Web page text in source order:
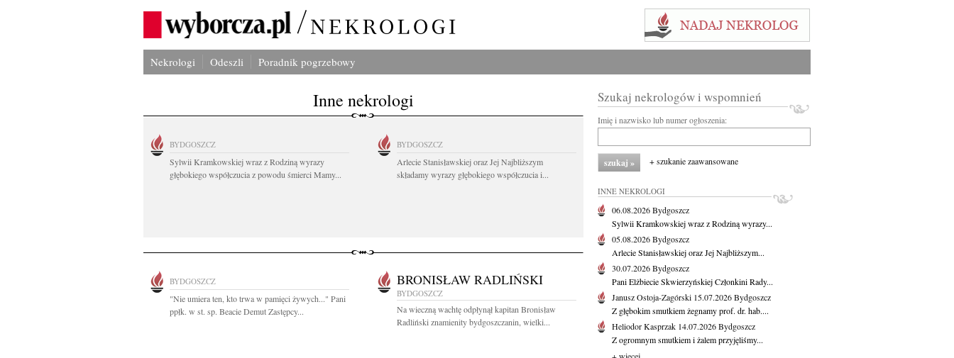
Nekrologi Odeszli Poradnik pogrzebowy
Inne nekrologi
BYDGOSZCZ
Sylwii Kramkowskiej wraz z Rodziną wyrazy
głębokiego współczucia z powodu śmierci Mamy...
BYDGOSZCZ
Arlecie Stanisławskiej oraz Jej Najbliższym
składamy wyrazy głębokiego współczucia i...
BYDGOSZCZ
"Nie umiera ten, kto trwa w pamięci żywych..." Pani
ppłk. w st. sp. Beacie Demut Zastępcy...
BRONISŁAW RADLIŃSKI
BYDGOSZCZ
Na wieczną wachtę odpłynął kapitan Bronisław
Radliński znamienity bydgoszczanin, wielki...
Szukaj nekrologów i wspomnień
Imię i nazwisko lub numer ogłoszenia:
+ szukanie zaawansowane
INNE NEKROLOGI
06.08.2026Bydgoszcz
Sylwii Kramkowskiej wraz z Rodziną wyrazy...
05.08.2026Bydgoszcz
Arlecie Stanisławskiej oraz Jej Najbliższym...
30.07.2026Bydgoszcz
Pani Elżbiecie Skwierzyńskiej Członkini Rady...
Janusz Ostoja-Zagórski 15.07.2026Bydgoszcz
Z głębokim smutkiem żegnamy prof. dr. hab....
Heliodor Kasprzak 14.07.2026Bydgoszcz
Z ogromnym smutkiem i żalem przyjęliśmy...